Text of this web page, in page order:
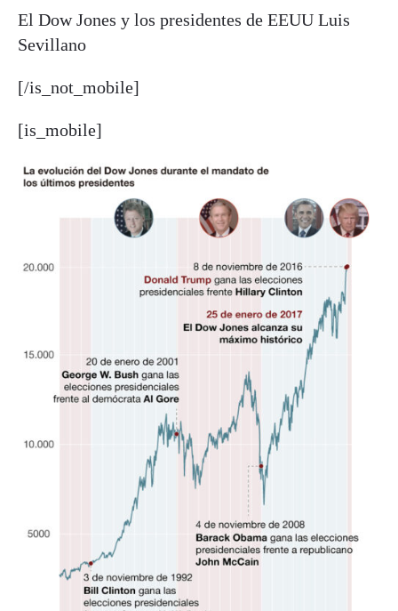
El Dow Jones y los presidentes de EEUU Luis
Sevillano
[/is_not_mobile]
[is_mobile]